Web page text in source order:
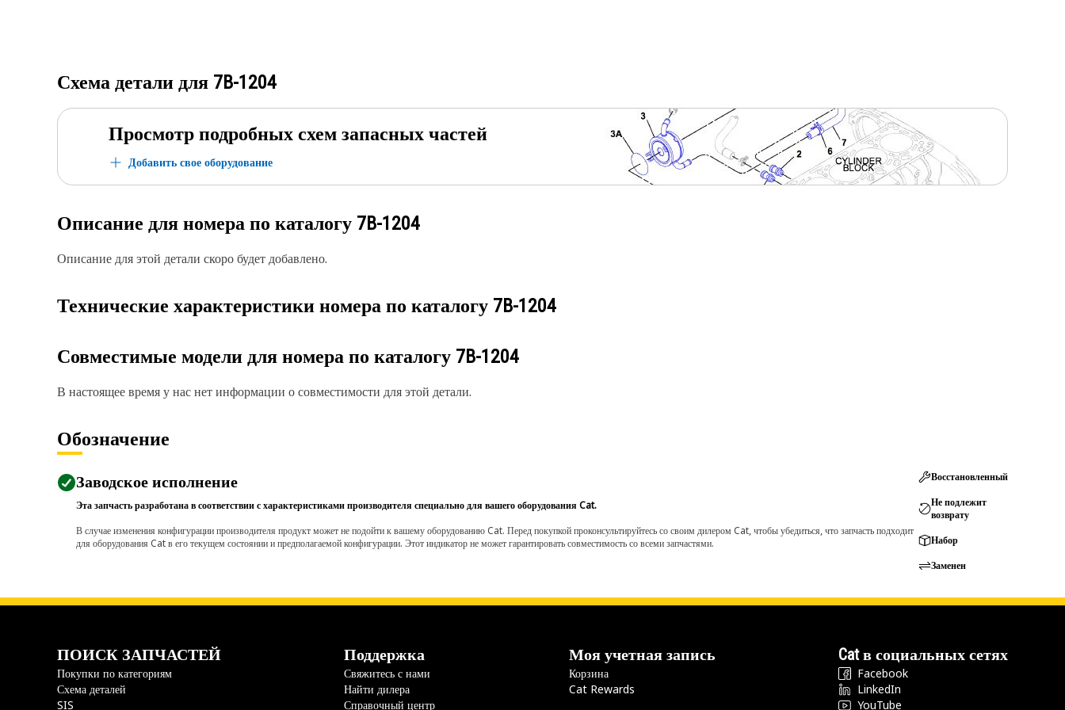
Схема детали для 7B-1204
Просмотр подробных схем запасных частей
Добавить свое оборудование
Описание для номера по каталогу 7B-1204
Описание для этой детали скоро будет добавлено.
Технические характеристики номера по каталогу 7B-1204
Совместимые модели для номера по каталогу 7B-1204
В настоящее время у нас нет информации о совместимости для этой детали.
Обозначение
Заводское исполнение
Эта запчасть разработана в соответствии с характеристиками производителя специально для вашего оборудования Cat.
В случае изменения конфигурации производителя продукт может не подойти к вашему оборудованию Cat. Перед покупкой проконсультируйтесь со своим дилером Cat, чтобы убедиться, что запчасть подходит
для оборудования Cat в его текущем состоянии и предполагаемой конфигурации. Этот индикатор не может гарантировать совместимость со всеми запчастями.
Восстановленный
Не подлежит
возврату
Набор
Заменен
ПОИСК ЗАПЧАСТЕЙ
Покупки по категориям
Схема деталей
SIS
Поддержка
Свяжитесь с нами
Найти дилера
Справочный центр
Моя учетная запись
Корзина
Cat Rewards
Cat в социальных сетях
Facebook
LinkedIn
YouTube